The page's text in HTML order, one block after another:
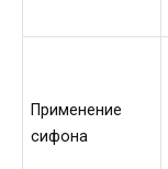
Применение
сифона